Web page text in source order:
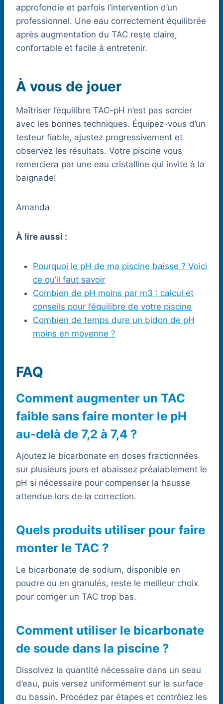
approfondie et parfois l’intervention d’un
professionnel. Une eau correctement équilibrée
après augmentation du TAC reste claire,
confortable et facile à entretenir.
À vous de jouer
Maîtriser l’équilibre TAC-pH n’est pas sorcier
avec les bonnes techniques. Équipez-vous d’un
testeur fiable, ajustez progressivement et
observez les résultats. Votre piscine vous
remerciera par une eau cristalline qui invite à la
baignade!
Amanda
À lire aussi :
Pourquoi le pH de ma piscine baisse ? Voici
ce qu’il faut savoir
Combien de pH moins par m3 : calcul et
conseils pour l’équilibre de votre piscine
Combien de temps dure un bidon de pH
moins en moyenne ?
FAQ
Comment augmenter un TAC
faible sans faire monter le pH
au-delà de 7,2 à 7,4 ?
Ajoutez le bicarbonate en doses fractionnées
sur plusieurs jours et abaissez préalablement le
pH si nécessaire pour compenser la hausse
attendue lors de la correction.
Quels produits utiliser pour faire
monter le TAC ?
Le bicarbonate de sodium, disponible en
poudre ou en granulés, reste le meilleur choix
pour corriger un TAC trop bas.
Comment utiliser le bicarbonate
de soude dans la piscine ?
Dissolvez la quantité nécessaire dans un seau
d’eau, puis versez uniformément sur la surface
du bassin. Procédez par étapes et contrôlez les